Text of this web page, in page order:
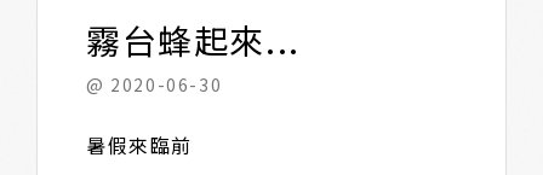
霧台蜂起來...
@ 2020-06-30
暑假來臨前